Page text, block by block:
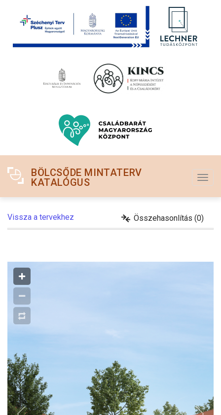
BÖLCSŐDE MINTATERV
KATALÓGUS
Vissza a tervekhez Összehasonlítás (0)